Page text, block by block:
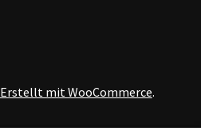
Erstellt mit WooCommerce.